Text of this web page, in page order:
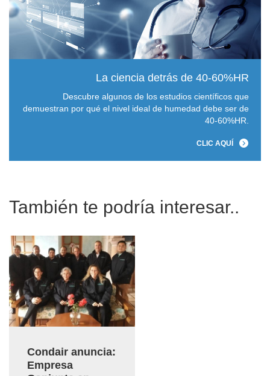
La ciencia detrás de 40-60%HR
Descubre algunos de los estudios científicos que
demuestran por qué el nivel ideal de humedad debe ser de
40-60%HR.
CLIC AQUÍ
También te podría interesar..
Condair anuncia:
Empresa